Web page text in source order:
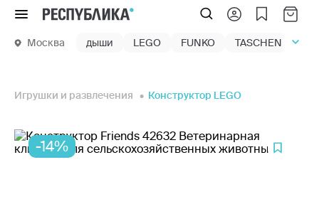
Меню
Москва дыши LEGO FUNKO TASCHEN
Игрушки и развлечения Конструктор LEGO
-14%